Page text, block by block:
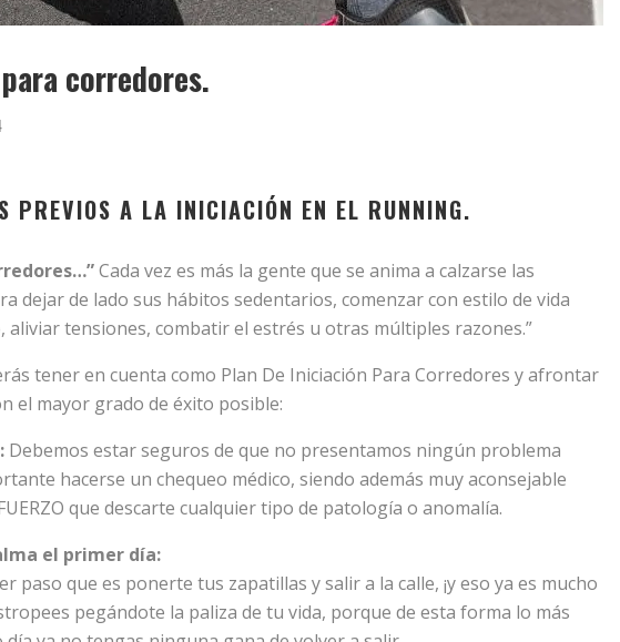
corredores.
PREVIOS A LA INICIACIÓN EN EL RUNNING.
Cada vez es más la gente que se anima a calzarse las
dejar de lado sus hábitos sedentarios, comenzar con estilo de vida
aliviar tensiones, combatir el estrés u otras múltiples razones.”
tener en cuenta como Plan De Iniciación Para Corredores y afrontar
el mayor grado de éxito posible:
Debemos estar seguros de que no presentamos ningún problema
hacerse un chequeo médico, siendo además muy aconsejable
que descarte cualquier tipo de patología o anomalía.
el primer día:
paso que es ponerte tus zapatillas y salir a la calle, ¡y eso ya es mucho
pegándote la paliza de tu vida, porque de esta forma lo más